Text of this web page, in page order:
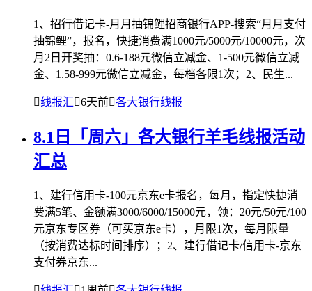
1、招行借记卡-月月抽锦鲤招商银行APP-搜索“月月支付
抽锦鲤”，报名，快捷消费满1000元/5000元/10000元，次
月2日开奖抽：0.6-188元微信立减金、1-500元微信立减
金、1.58-999元微信立减金，每档各限1次；2、民生...
线报汇6天前各大银行线报
8.1日「周六」各大银行羊毛线报活动
汇总
1、建行信用卡-100元京东e卡报名，每月，指定快捷消
费满5笔、金额满3000/6000/15000元，领：20元/50元/100
元京东专区券（可买京东e卡），月限1次，每月限量
（按消费达标时间排序）；2、建行借记卡/信用卡-京东
支付券京东...